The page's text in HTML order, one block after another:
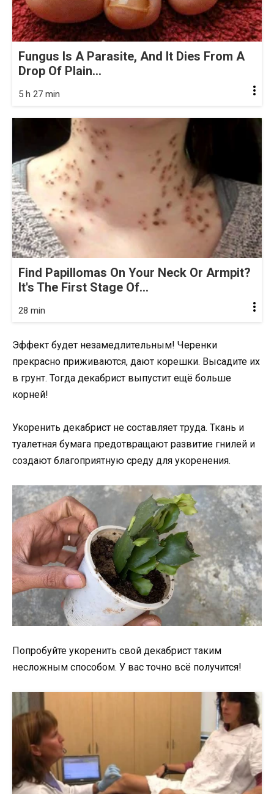
Fungus Is A Parasite, And It Dies From A
Drop Of Plain...
5 h 27 min
Find Papillomas On Your Neck Or Armpit?
It's The First Stage Of...
28 min
Эффект будет незамедлительным! Черенки
прекрасно приживаются, дают корешки. Высадите их
в грунт. Тогда декабрист выпустит ещё больше
корней!
Укоренить декабрист не составляет труда. Ткань и
туалетная бумага предотвращают развитие гнилей и
создают благоприятную среду для укоренения.
Попробуйте укоренить свой декабрист таким
несложным способом. У вас точно всё получится!